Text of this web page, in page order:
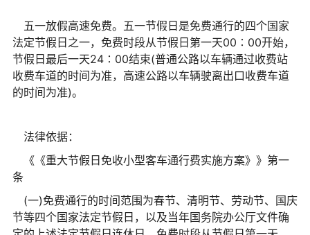
五一放假高速免费。五一节假日是免费通行的四个国家
法定节假日之一，免费时段从节假日第一天00∶00开始，
节假日最后一天24∶00结束(普通公路以车辆通过收费站
收费车道的时间为准，高速公路以车辆驶离出口收费车道
的时间为准)。
法律依据：
《《重大节假日免收小型客车通行费实施方案》》第一
条
(一)免费通行的时间范围为春节、清明节、劳动节、国庆
节等四个国家法定节假日，以及当年国务院办公厅文件确